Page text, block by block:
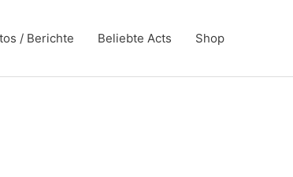
/ Berichte Beliebte Acts Shop